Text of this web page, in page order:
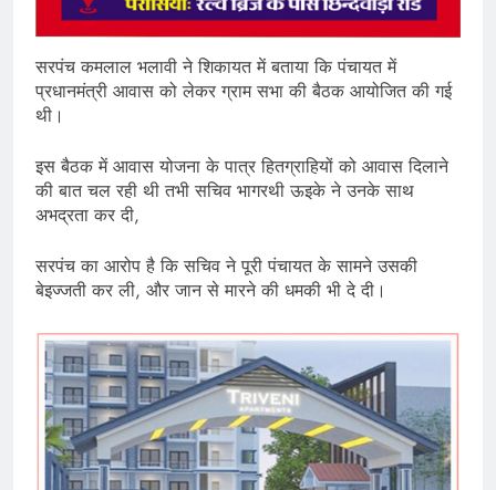
सरपंच कमलाल भलावी ने शिकायत में बताया कि पंचायत में
प्रधानमंत्री आवास को लेकर ग्राम सभा की बैठक आयोजित की गई
थी।
इस बैठक में आवास योजना के पात्र हितग्राहियों को आवास दिलाने
की बात चल रही थी तभी सचिव भागरथी ऊइके ने उनके साथ
अभद्रता कर दी,
सरपंच का आरोप है कि सचिव ने पूरी पंचायत के सामने उसकी
बेइज्जती कर ली, और जान से मारने की धमकी भी दे दी।